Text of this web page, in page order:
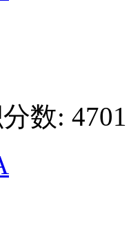
数: 4701